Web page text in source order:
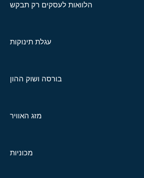
הלוואות לעסקים רק תבקש
עגלת תינוקות
בורסה ושוק ההון
מזג האוויר
מכוניות